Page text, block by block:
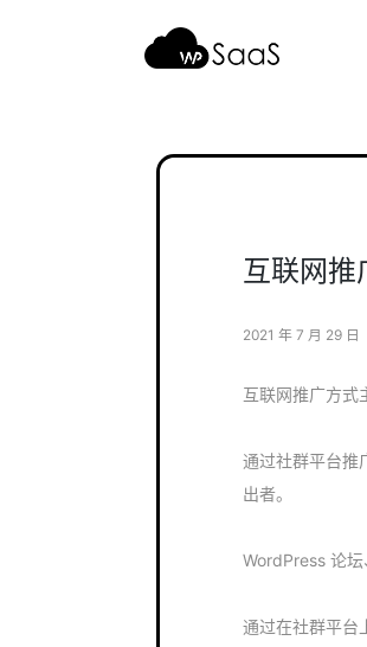
互联网推
2021 年 7 月 29 日
互联网推广方式
通过社群平台推
出者。
WordPress 论坛
通过在社群平台